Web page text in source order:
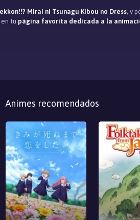
Mirai ni Tsunagu Kibou no Dress, y
en tu página favorita dedicada a la
Animes recomendados